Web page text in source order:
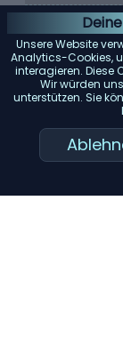
Unsere Website
Analytics-Cookies,
interagieren. Diese
Wir würden
unterstützen. Sie
nur Geld bei
Sie sollten
Haltbarkeit:
Verarbeitung
Achten Sie